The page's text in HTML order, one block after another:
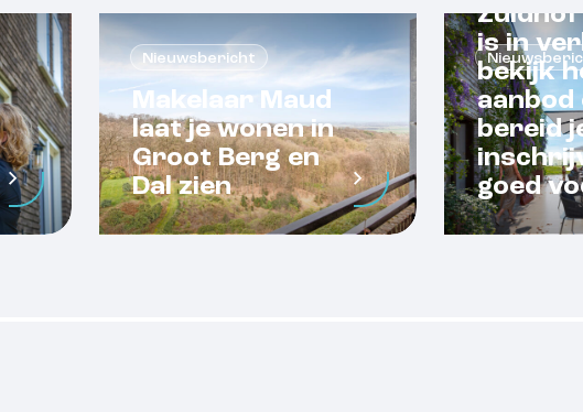
Nieuwsbericht
Makelaar Maud
laat je wonen in
Groot Berg en
Dal zien
Zuidhof
is in
bekijk
aanbod
bereid
goed